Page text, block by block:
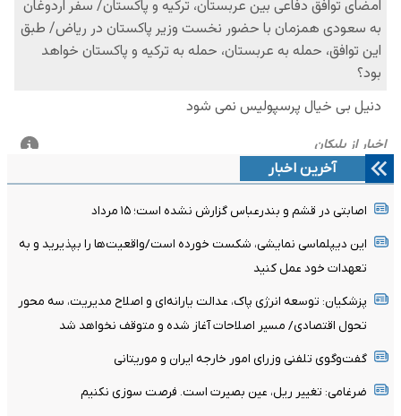
آخرین اخبار
اصابتی در قشم و بندرعباس گزارش نشده است؛ ۱۵ مرداد
این دیپلماسی نمایشی، شکست خورده است/واقعیت‌ها را بپذیرید و به
تعهدات خود عمل کنید
پزشکیان: توسعه انرژی پاک، عدالت یارانه‌ای و اصلاح مدیریت، سه محور
تحول اقتصادی/ مسیر اصلاحات آغاز شده و متوقف نخواهد شد
گفت‌وگوی تلفنی وزرای امور خارجه ایران و موریتانی
ضرغامی: تغییر ریل، عین بصیرت است. فرصت سوزی نکنیم